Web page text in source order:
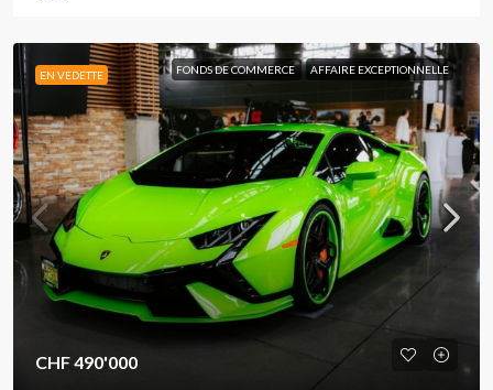
EN VEDETTE FONDS DE COMMERCE AFFAIRE EXCEPTIONNELLE
CHF 490'000